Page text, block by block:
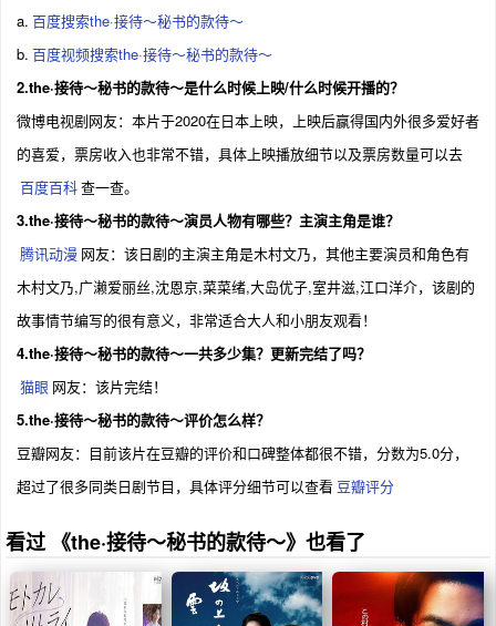
a. 百度搜索the·接待～秘书的款待～
b. 百度视频搜索the·接待～秘书的款待～
2.the·接待～秘书的款待～是什么时候上映/什么时候开播的？
微博电视剧网友：本片于2020在日本上映，上映后赢得国内外很多爱好者
的喜爱，票房收入也非常不错，具体上映播放细节以及票房数量可以去
百度百科查一查。
3.the·接待～秘书的款待～演员人物有哪些？主演主角是谁？
腾讯动漫 网友：该日剧的主演主角是木村文乃，其他主要演员和角色有
木村文乃,广濑爱丽丝,沈恩京,菜菜绪,大岛优子,室井滋,江口洋介，该剧的
故事情节编写的很有意义，非常适合大人和小朋友观看！
4.the·接待～秘书的款待～一共多少集？更新完结了吗？
猫眼 网友：该片完结！
5.the·接待～秘书的款待～评价怎么样？
豆瓣网友：目前该片在豆瓣的评价和口碑整体都很不错，分数为5.0分，
超过了很多同类日剧节目，具体评分细节可以查看 豆瓣评分
看过 《the·接待～秘书的款待～》也看了